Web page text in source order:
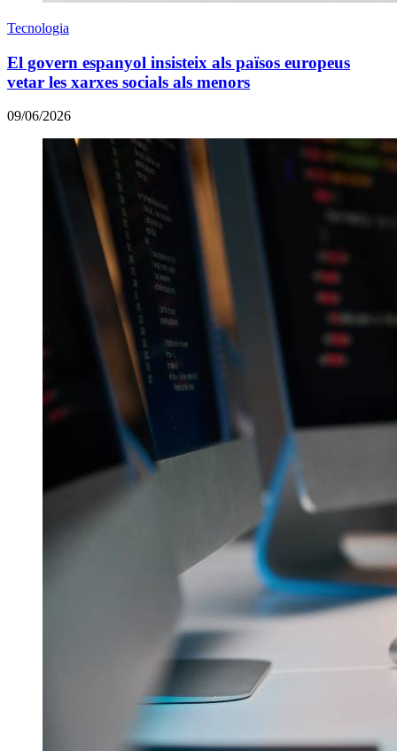
Tecnologia
El govern espanyol insisteix als països europeus
vetar les xarxes socials als menors
09/06/2026